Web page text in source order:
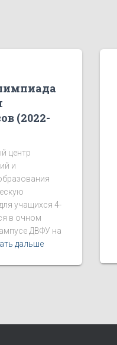
(2022-
центр
и
учащихся 4-
в очном
ДВФУ на
дальше